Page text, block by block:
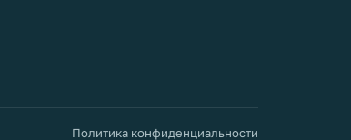
Политика конфиденциальности